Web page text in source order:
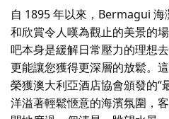
自 1895 年以來，Bermagui
和欣賞令人嘆為觀止的美景的
吧本身是緩解日常壓力的理想
更能讓您獲得更深層的放鬆。
榮獲澳大利亞酒店協會頒發的“
洋溢著輕鬆愜意的海濱氛圍，